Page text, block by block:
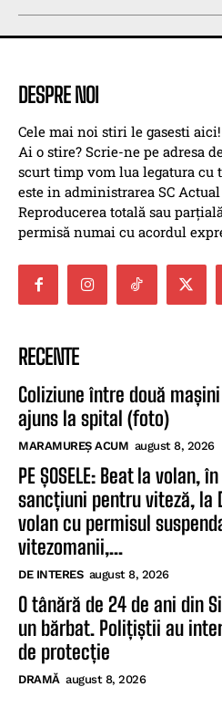
DESPRE NOI
Cele mai noi stiri le gasesti
Ai o stire? Scrie-ne pe adresa
scurt timp vom lua legatura cu
este in administrarea SC
Reproducerea totală sau
permisă numai cu acordul
RECENTE
Coliziune între două
ajuns la spital (foto)
MARAMUREȘ ACUM august 8, 2026
PE ȘOSELE: Beat la volan,
sancțiuni pentru viteză, la
volan cu permisul
vitezomanii,...
DE INTERES august 8, 2026
O tânără de 24 de ani din
un bărbat. Polițiștii au
de protecție
DRAMĂ august 8, 2026